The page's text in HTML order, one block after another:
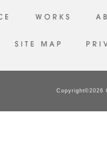
Copyright©2026